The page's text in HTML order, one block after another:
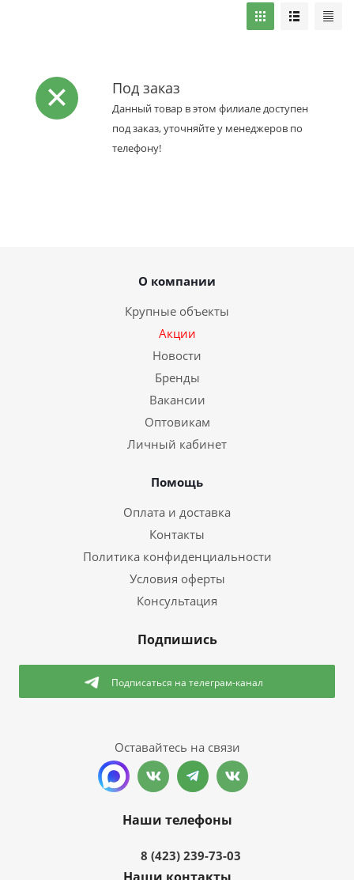
Под заказ
Данный товар в этом филиале доступен
под заказ, уточняйте у менеджеров по
телефону!
О компании
Крупные объекты
Акции
Новости
Бренды
Вакансии
Оптовикам
Личный кабинет
Помощь
Оплата и доставка
Контакты
Политика конфиденциальности
Условия оферты
Консультация
Подпишись
Подписаться на телеграм-канал
Оставайтесь на связи
Наши телефоны
8 (423) 239-73-03